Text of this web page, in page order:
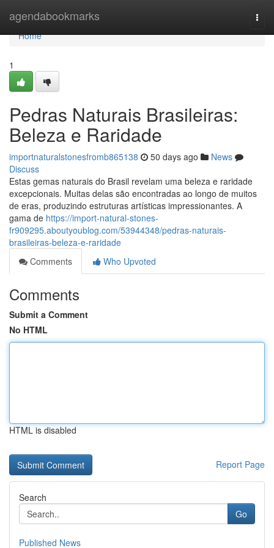
agendabookmarks
Home
Home
1
Pedras Naturais Brasileiras:
Beleza e Raridade
importnaturalstonesfromb865138 50 days ago
News
Discuss
Estas gemas naturais do Brasil revelam uma beleza e raridade
excepcionais. Muitas delas são encontradas ao longo de muitos
de eras, produzindo estruturas artísticas impressionantes. A
gama de https://import-natural-stones-
fr909295.aboutyoublog.com/53944348/pedras-naturais-
brasileiras-beleza-e-raridade
Comments
Who Upvoted
Comments
Submit a Comment
No HTML
HTML is disabled
Report Page
Search
Go
Published News